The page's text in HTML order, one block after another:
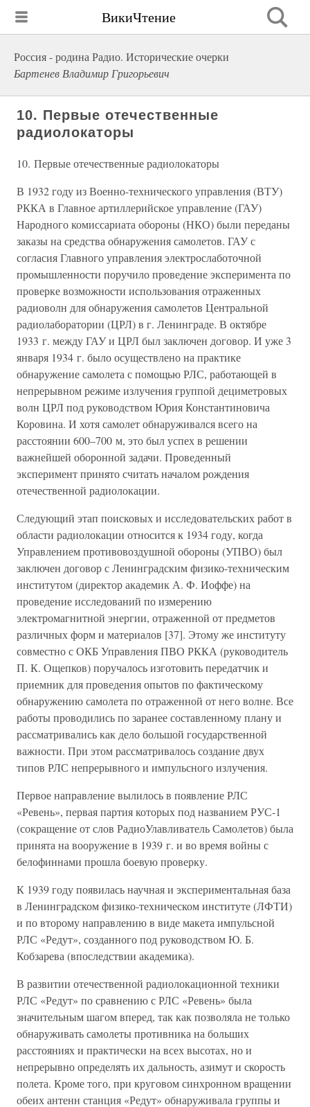
ВикиЧтение
Россия - родина Радио. Исторические очерки
Бартенев Владимир Григорьевич
10. Первые отечественные
радиолокаторы
10. Первые отечественные радиолокаторы
В 1932 году из Военно-технического управления (ВТУ)
РККА в Главное артиллерийское управление (ГАУ)
Народного комиссариата обороны (НКО) были переданы
заказы на средства обнаружения самолетов. ГАУ с
согласия Главного управления электрослаботочной
промышленности поручило проведение эксперимента по
проверке возможности использования отраженных
радиоволн для обнаружения самолетов Центральной
радиолаборатории (ЦРЛ) в г. Ленинграде. В октябре
1933 г. между ГАУ и ЦРЛ был заключен договор. И уже 3
января 1934 г. было осуществлено на практике
обнаружение самолета с помощью РЛС, работающей в
непрерывном режиме излучения группой дециметровых
волн ЦРЛ под руководством Юрия Константиновича
Коровина. И хотя самолет обнаруживался всего на
расстоянии 600–700 м, это был успех в решении
важнейшей оборонной задачи. Проведенный
эксперимент принято считать началом рождения
отечественной радиолокации.
Следующий этап поисковых и исследовательских работ в
области радиолокации относится к 1934 году, когда
Управлением противовоздушной обороны (УПВО) был
заключен договор с Ленинградским физико-техническим
институтом (директор академик А. Ф. Иоффе) на
проведение исследований по измерению
электромагнитной энергии, отраженной от предметов
различных форм и материалов [37]. Этому же институту
совместно с ОКБ Управления ПВО РККА (руководитель
П. К. Ощепков) поручалось изготовить передатчик и
приемник для проведения опытов по фактическому
обнаружению самолета по отраженной от него волне. Все
работы проводились по заранее составленному плану и
рассматривались как дело большой государственной
важности. При этом рассматривалось создание двух
типов РЛС непрерывного и импульсного излучения.
Первое направление вылилось в появление РЛС
«Ревень», первая партия которых под названием РУС-1
(сокращение от слов РадиоУлавливатель Самолетов) была
принята на вооружение в 1939 г. и во время войны с
белофиннами прошла боевую проверку.
К 1939 году появилась научная и экспериментальная база
в Ленинградском физико-техническом институте (ЛФТИ)
и по второму направлению в виде макета импульсной
РЛС «Редут», созданного под руководством Ю. Б.
Кобзарева (впоследствии академика).
В развитии отечественной радиолокационной техники
РЛС «Редут» по сравнению с РЛС «Ревень» была
значительным шагом вперед, так как позволяла не только
обнаруживать самолеты противника на больших
расстояниях и практически на всех высотах, но и
непрерывно определять их дальность, азимут и скорость
полета. Кроме того, при круговом синхронном вращении
обеих антенн станция «Редут» обнаруживала группы и